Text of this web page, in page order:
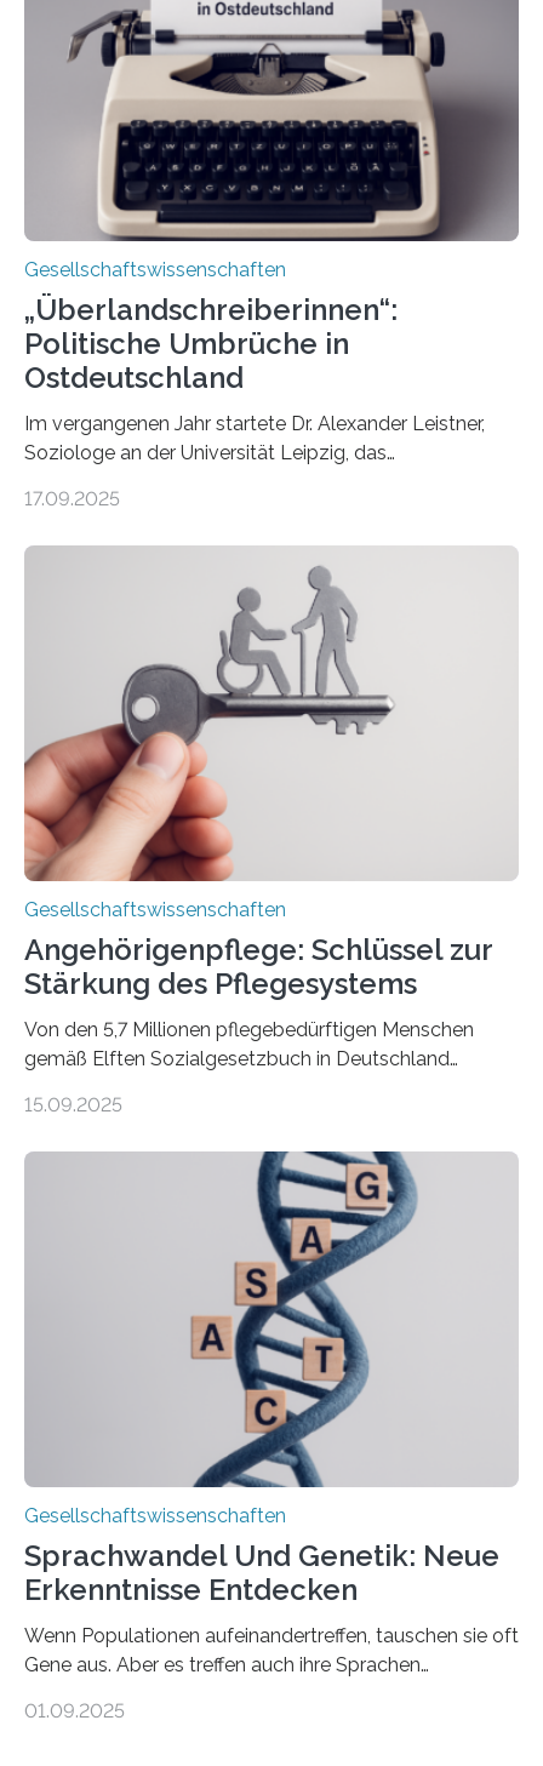
EKD hat untersucht, wie Menschen in Deutschland
wirklich über Schwangerschaftsabbrüche denken und
wie sich ihre Haltung je nach Konfession, Region und
Bildung unterscheidet. Darüber sprechen Veronika
Eufinger und Dr. Kristin Torka…
Gesellschaftswissenschaften
„Überlandschreiberinnen“:
Politische Umbrüche in
Ostdeutschland
Im vergangenen Jahr startete Dr. Alexander Leistner,
Soziologe an der Universität Leipzig, das
across the Country“. Nun ist das „Projektbuch“
Schriftstellerinnen Manja Präkels, Tina Pruschmann und
Barbara Thériault. Es trägt den Titel
„Extremwetterlagen – Reportagen aus einem neuen
Deutschland“ und enthält eine Vielzahl von
zivilgesellschaftlichen Stimmen und Beobachtungen in
ländlichen Regionen. Im Interview spricht Projektleiter
Leistner über die Idee, das Vorgehen und wichtige
Erkenntnisse. Das Buch deute an, „wie…
17.09.2025
Gesellschaftswissenschaften
Angehörigenpflege: Schlüssel zur
Stärkung des Pflegesystems
Von den 5,7 Millionen pflegebedürftigen Menschen
gemäß Elften Sozialgesetzbuch in Deutschland
2050 wird eine Zunahme der Pflegebedürftigen auf 9
Wissenschaftler*innen des Deutschen Zentrums für
Altersfragen, des DIW Berlin und der TU Dortmund
aktuelle Pflegearrangements. Besonderes Augenmerk
wurde auf die Unterschiede zwischen Angehörigen-
und Zugehörigenpflege in und außerhalb des eigenen
Haushalts gelegt. Pflege im eigenen Haushalt richtet
sich oft an den/die Partner*in und dies häufig im
15.09.2025
Gesellschaftswissenschaften
Sprachwandel Und Genetik: Neue
Erkenntnisse Entdecken
Wenn Populationen aufeinandertreffen, tauschen sie oft
Gene aus. Aber es treffen auch ihre Sprachen
Sprachen verändern. Wie stark tun sie dies tatsächlich,
01.09.2025